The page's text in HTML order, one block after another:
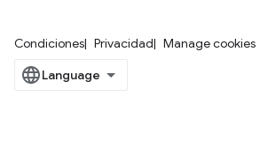
Condiciones Privacidad Manage cookies